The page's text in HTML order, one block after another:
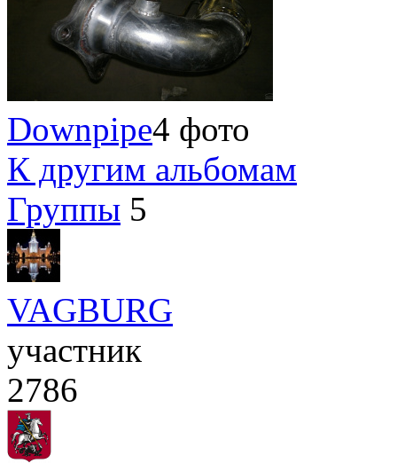
Downpipe4 фото
К другим альбомам
Группы 5
VAGBURG
участник
2786